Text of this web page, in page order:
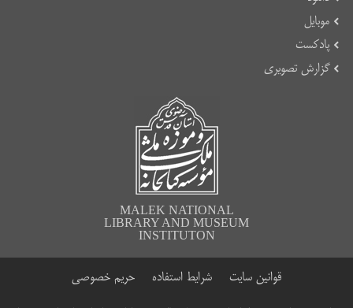
موبایل
پادکست
گزارش تصویری
MALEK NATIONAL
LIBRARY AND MUSEUM
INSTITUTON
قوانین سایت شرایط استفاده حریم خصوصی